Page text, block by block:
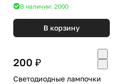
В наличии: 2000
В корзину
200 ₽
Светодиодные лампочки